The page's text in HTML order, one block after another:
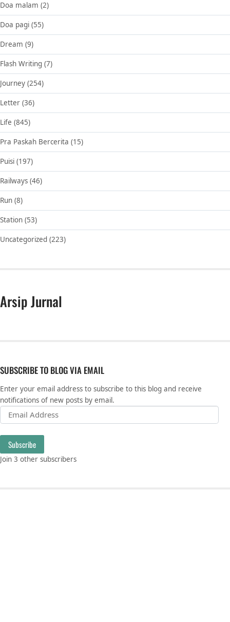
Doa malam (2)
Doa pagi (55)
Dream (9)
Flash Writing (7)
Journey (254)
Letter (36)
Life (845)
Pra Paskah Bercerita (15)
Puisi (197)
Railways (46)
Run (8)
Station (53)
Uncategorized (223)
Arsip Jurnal
SUBSCRIBE TO BLOG VIA EMAIL
Enter your email address to subscribe to this blog and receive
notifications of new posts by email.
Email Address
Subscribe
Join 3 other subscribers